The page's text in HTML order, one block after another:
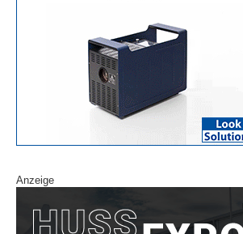
Anzeige